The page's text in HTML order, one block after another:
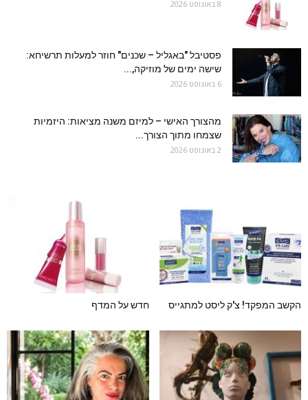
8 באוגוסט 2026
פסטיבל "באגליל – שכנים" חוזר למעלות תרשיחא:
שישה ימים של מוזיקה,...
6 באוגוסט 2026
מהצורך האישי – למיזם משנה מציאות: היזמיות
שצמחו מתוך הצורך...
2 באוגוסט 2026
הקשב המפקד! צ'ק ליסט למתגייס חדש על המדף